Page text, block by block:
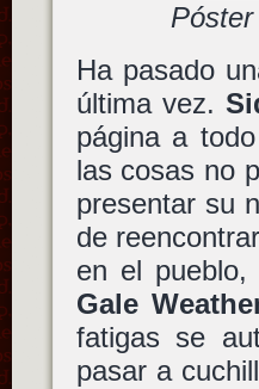
Ha pasado
última vez.
página a
las cosas no
presentar su
de
en el pueblo,
Gale
fatigas se
pasar a